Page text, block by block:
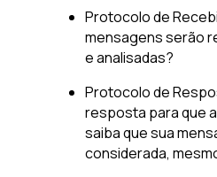
Protocolo de
mensagens serão
e analisadas?
Protocolo de
resposta para que
saiba que sua
considerada,